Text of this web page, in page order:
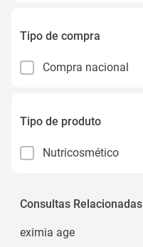
Tipo de compra
Compra nacional
Tipo de produto
Nutricosmético
Consultas Relacionadas
eximia age